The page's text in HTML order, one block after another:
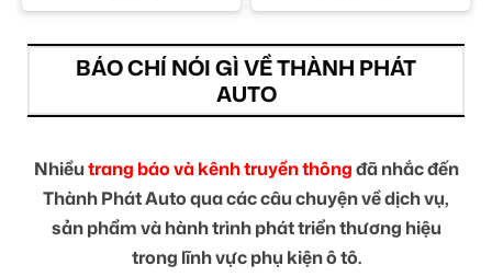
BÁO CHÍ NÓI GÌ VỀ THÀNH PHÁT
AUTO
Nhiềutrang báo và kênh truyền thôngđã nhắc đến
Thành Phát Auto qua các câu chuyện về dịch vụ,
sản phẩm và hành trình phát triển thương hiệu
trong lĩnh vực phụ kiện ô tô.